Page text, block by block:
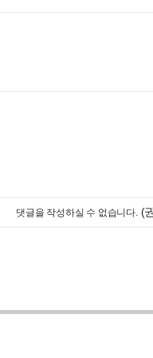
댓글을 작성하실 수 없습니다. (